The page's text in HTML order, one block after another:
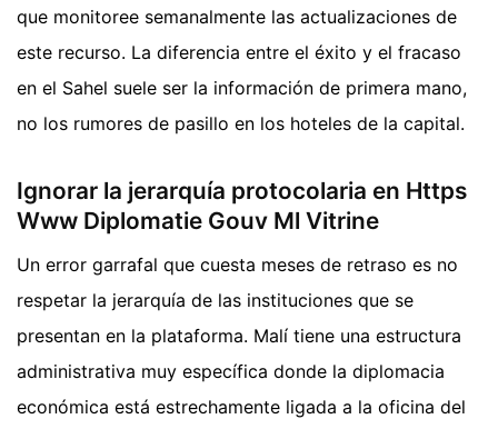
que monitoree semanalmente las actualizaciones de
este recurso. La diferencia entre el éxito y el fracaso
en el Sahel suele ser la información de primera mano,
no los rumores de pasillo en los hoteles de la capital.
Ignorar la jerarquía protocolaria en Https
Www Diplomatie Gouv Ml Vitrine
Un error garrafal que cuesta meses de retraso es no
respetar la jerarquía de las instituciones que se
presentan en la plataforma. Malí tiene una estructura
administrativa muy específica donde la diplomacia
económica está estrechamente ligada a la oficina del